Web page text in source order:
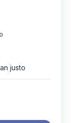
justo